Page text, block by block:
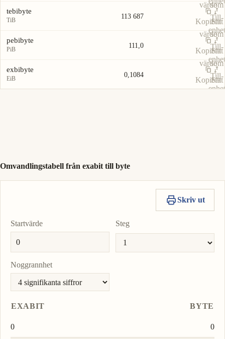
värdesom
Till-
enhet
tebibyte
TiB 113 687
Kopiera
värde
Sätt
som
Till-
enhet
pebibyte
PiB 111,0
Kopiera
värde
Sätt
som
Till-
enhet
exbibyte
EiB 0,1084
Kopiera
Sätt
Omvandlingstabell från exabit till byte
Skriv ut
Startvärde Steg
Noggrannhet
EXABIT BYTE
0 0